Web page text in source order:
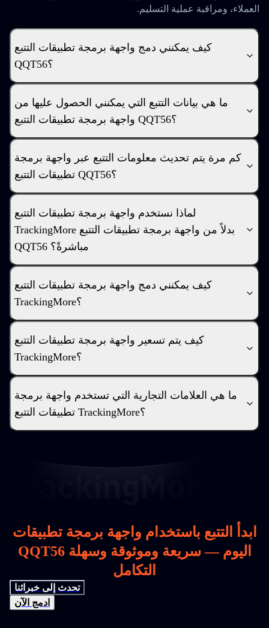
العملاء، ومراقبة عملية التسليم.
كيف يمكنني دمج واجهة برمجة تطبيقات التتبع
QQT56؟
ما هي بيانات التتبع التي يمكنني الحصول عليها من
واجهة برمجة تطبيقات التتبع QQT56؟
كم مرة يتم تحديث معلومات التتبع عبر واجهة برمجة
تطبيقات التتبع QQT56؟
لماذا نستخدم واجهة برمجة تطبيقات التتبع
TrackingMore بدلاً من واجهة برمجة تطبيقات التتبع
QQT56 مباشرةً؟
كيف يمكنني دمج واجهة برمجة تطبيقات التتبع
TrackingMore؟
كيف يتم تسعير واجهة برمجة تطبيقات التتبع
TrackingMore؟
ما هي العلامات التجارية التي تستخدم واجهة برمجة
تطبيقات التتبع TrackingMore؟
ابدأ التتبع باستخدام واجهة برمجة تطبيقات
QQT56 اليوم — سريعة وموثوقة وسهلة
التكامل
تحدث إلى خبرائنا
ادمج الآن